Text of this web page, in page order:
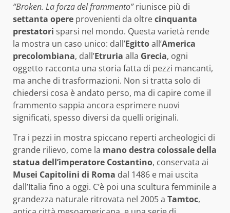
“Broken. La forza del frammento”riunisce più di
settanta opere provenienti da oltrecinquanta
prestatori sparsi nel mondo. Questa varietà rende
la mostra un caso unico: dall’Egittoall’America
precolombiana, dall’Etruria alla Grecia, ogni
oggetto racconta una storia fatta di pezzi mancanti,
ma anche di trasformazioni. Non si tratta solo di
chiedersi cosa è andato perso, ma di capire come il
frammento sappia ancora esprimere nuovi
significati, spesso diversi da quelli originali.
Tra i pezzi in mostra spiccano reperti archeologici di
grande rilievo, come la mano destra colossale della
statua dell’imperatore Costantino, conservata ai
Musei Capitolini di Roma dal 1486 e mai uscita
dall’Italia fino a oggi. C’è poi una scultura femminile a
grandezza naturale ritrovata nel 2005 a Tamtoc,